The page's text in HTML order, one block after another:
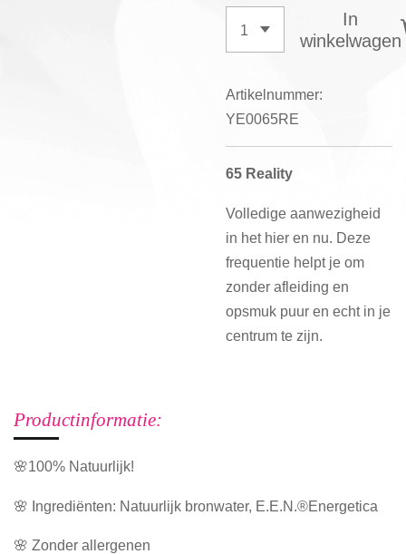
In
winkelwagen
Artikelnummer:
YE0065RE
65 Reality
Volledige aanwezigheid
in het hier en nu. Deze
frequentie helpt je om
zonder afleiding en
opsmuk puur en echt in je
centrum te zijn.
Productinformatie:
🌸100% Natuurlijk!
🌸 Ingrediënten: Natuurlijk bronwater, E.E.N.®Energetica
🌸 Zonder allergenen